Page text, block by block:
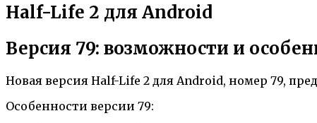
Half-Life 2 для Android
Версия 79: возможности и
Новая версия Half-Life 2 для Android, номер 79,
Особенности версии 79: